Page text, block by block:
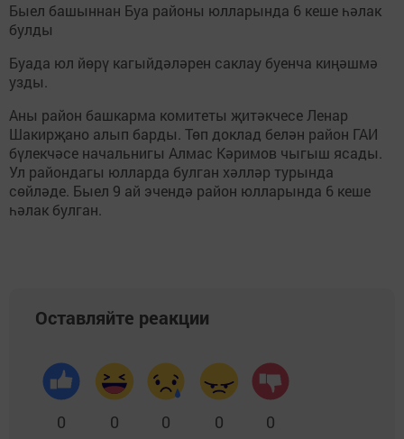
Быел башыннан Буа районы юлларында 6 кеше һәлак
булды
Буада юл йөрү кагыйдәләрен саклау буенча киңәшмә
узды.
Аны район башкарма комитеты җитәкчесе Ленар
Шакирҗано алып барды. Төп доклад белән район ГАИ
бүлекчәсе начальнигы Алмас Кәримов чыгыш ясады.
Ул райондагы юлларда булган хәлләр турында
сөйләде. Быел 9 ай эчендә район юлларында 6 кеше
һәлак булган.
Оставляйте реакции
0 0 0 0 0